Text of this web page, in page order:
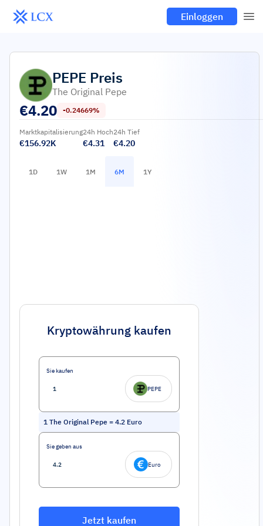
Einloggen
PEPE Preis
The Original Pepe
€4.20 -0.24669%
Marktkapitalisierung
€156.92K
24h Hoch
€4.31
24h Tief
€4.20
1D 1W 1M 6M 1Y
Kryptowährung kaufen
Sie kaufen
PEPE
1 The Original Pepe = 4.2 Euro
Sie geben aus
Euro
Jetzt kaufen